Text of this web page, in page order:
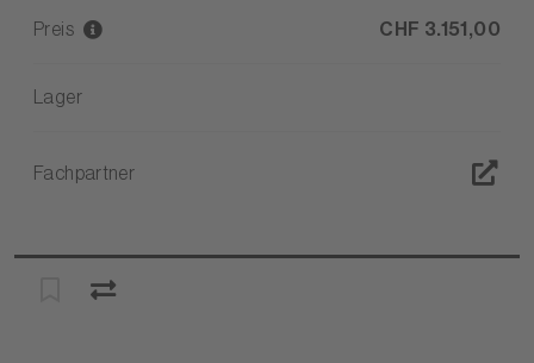
Preis CHF 3.151,00
Lager
Fachpartner